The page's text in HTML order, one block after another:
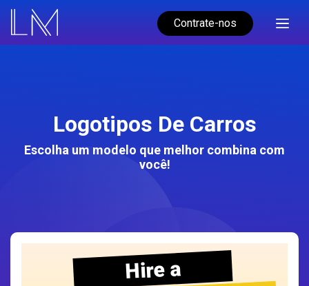
Contrate-nos
Logotipos De Carros
Escolha um modelo que melhor combina com
você!
Hire a